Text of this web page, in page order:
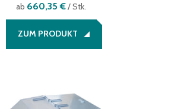
ab 660,35 €/ Stk.
ZUM PRODUKT